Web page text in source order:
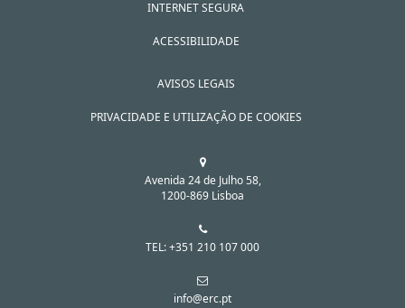
INTERNET SEGURA
ACESSIBILIDADE
AVISOS LEGAIS
PRIVACIDADE E UTILIZAÇÃO DE COOKIES
Avenida 24 de Julho 58,
1200-869 Lisboa
TEL: +351 210 107 000
info@erc.pt